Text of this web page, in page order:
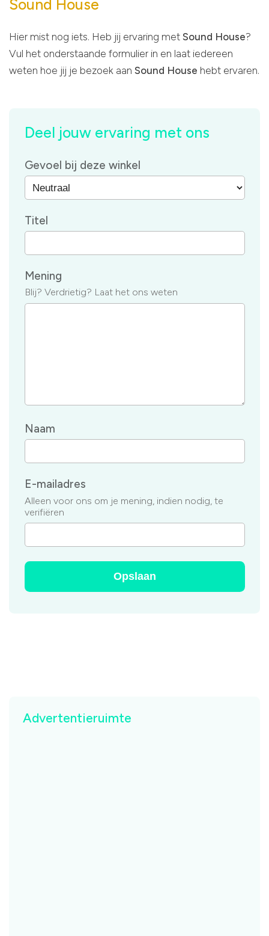
Sound House
Hier mist nog iets. Heb jij ervaring met Sound House?
Vul het onderstaande formulier in en laat iedereen
weten hoe jij je bezoek aan Sound House hebt ervaren.
Deel jouw ervaring met ons
Gevoel bij deze winkel
Titel
Mening
Blij? Verdrietig? Laat het ons weten
Naam
E-mailadres
Alleen voor ons om je mening, indien nodig, te
verifiëren
Advertentieruimte